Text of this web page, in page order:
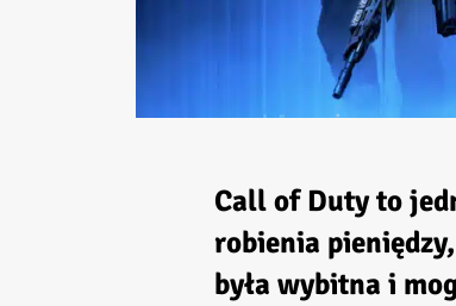
Call of Duty to
robienia
była wybitna i